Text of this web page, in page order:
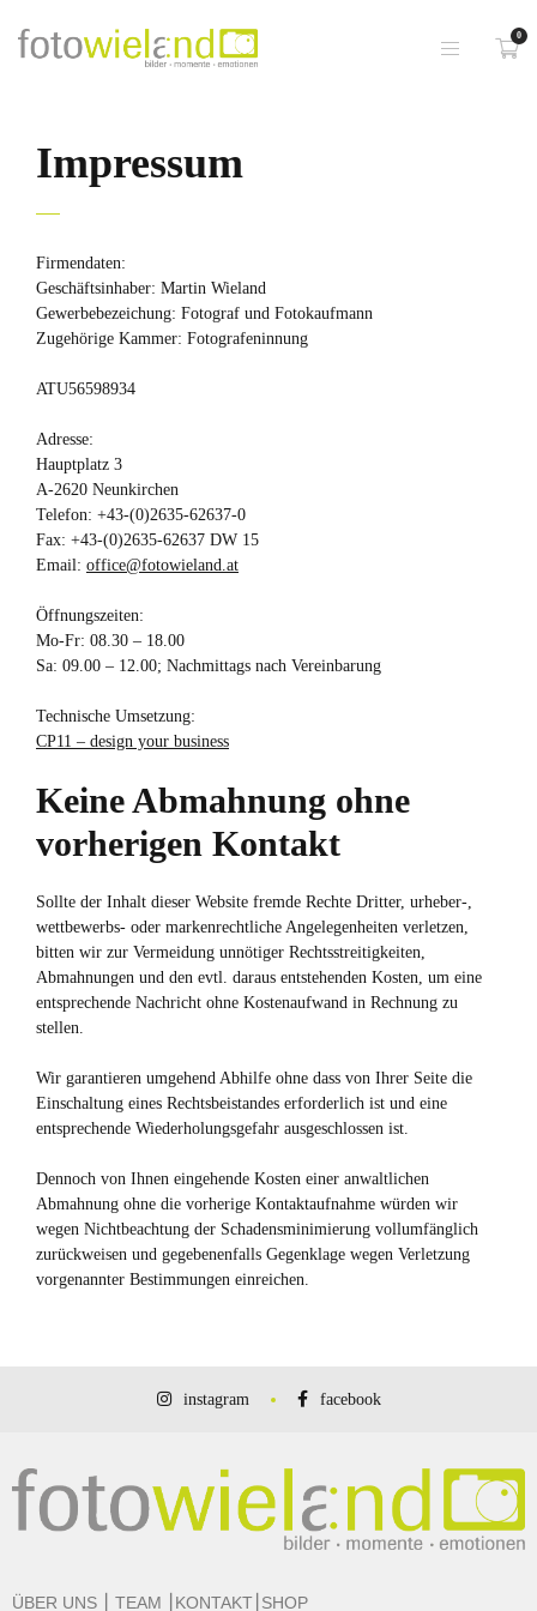
0
Impressum
Firmendaten:
Geschäftsinhaber: Martin Wieland
Gewerbebezeichung: Fotograf und Fotokaufmann
Zugehörige Kammer: Fotografeninnung
ATU56598934
Adresse:
Hauptplatz 3
A-2620 Neunkirchen
Telefon: +43-(0)2635-62637-0
Fax: +43-(0)2635-62637 DW 15
Email: office@fotowieland.at
Öffnungszeiten:
Mo-Fr: 08.30 – 18.00
Sa: 09.00 – 12.00; Nachmittags nach Vereinbarung
Technische Umsetzung:
CP11 – design your business
Keine Abmahnung ohne
vorherigen Kontakt
Sollte der Inhalt dieser Website fremde Rechte Dritter, urheber-,
wettbewerbs- oder markenrechtliche Angelegenheiten verletzen,
bitten wir zur Vermeidung unnötiger Rechtsstreitigkeiten,
Abmahnungen und den evtl. daraus entstehenden Kosten, um eine
entsprechende Nachricht ohne Kostenaufwand in Rechnung zu
stellen.
Wir garantieren umgehend Abhilfe ohne dass von Ihrer Seite die
Einschaltung eines Rechtsbeistandes erforderlich ist und eine
entsprechende Wiederholungsgefahr ausgeschlossen ist.
Dennoch von Ihnen eingehende Kosten einer anwaltlichen
Abmahnung ohne die vorherige Kontaktaufnahme würden wir
wegen Nichtbeachtung der Schadensminimierung vollumfänglich
zurückweisen und gegebenenfalls Gegenklage wegen Verletzung
vorgenannter Bestimmungen einreichen.
instagram facebook
ÜBER UNS TEAM KONTAKT SHOP